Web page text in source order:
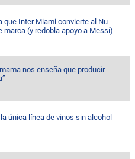
que Inter Miami convierte al Nu
marca (y redobla apoyo a Messi)
nos enseña que producir
única línea de vinos sin alcohol